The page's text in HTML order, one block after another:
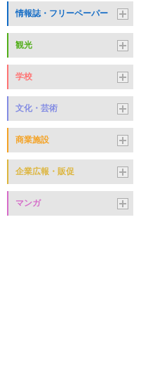
情報誌・フリーペーパー
観光
学校
文化・芸術
商業施設
企業広報・販促
マンガ